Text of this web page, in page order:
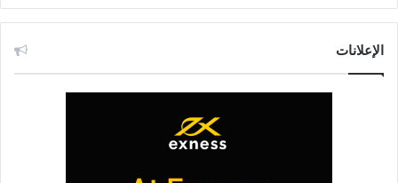
الإعلانات